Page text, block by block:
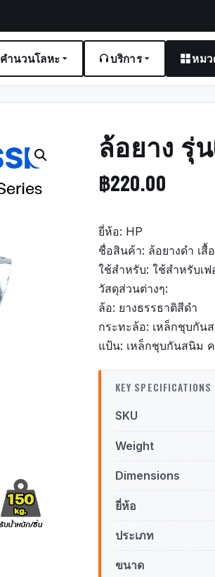
คำนวนโลหะ บริการ หม
ล้อยาง รุ่
฿220.00
ยี่ห้อ: HP
ชื่อสินค้า: ล้อยางดำ เสื้
ใช้สำหรับ: ใช้สำหรับเ
วัสดุส่วนต่างๆ:
ล้อ: ยางธรรธาติสีดำ
กระทะล้อ: เหล็กชุบกัน
แป้น: เหล็กชุบกันสนิม
KEY SPECIFICATIONS
SKU
Weight
Dimensions
ยี่ห้อ
ประเภท
ขนาด